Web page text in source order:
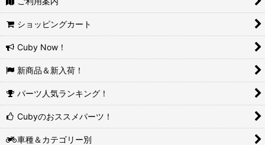
ショッピングカート
Cuby Now！
新商品＆新入荷！
パーツ人気ランキング！
Cubyのおススメパーツ！
車種＆カテゴリー別